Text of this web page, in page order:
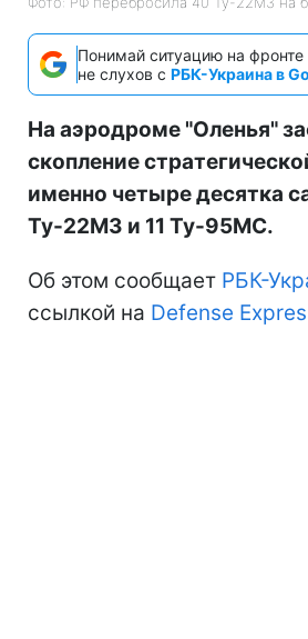
Понимай ситуацию на фронте
не слухов с РБК-Украина в
На аэродроме "Оленья"
скопление
именно четыре десятка
Ту-22М3 и 11 Ту-95МС.
Об этом сообщает РБК-
ссылкой на Defense